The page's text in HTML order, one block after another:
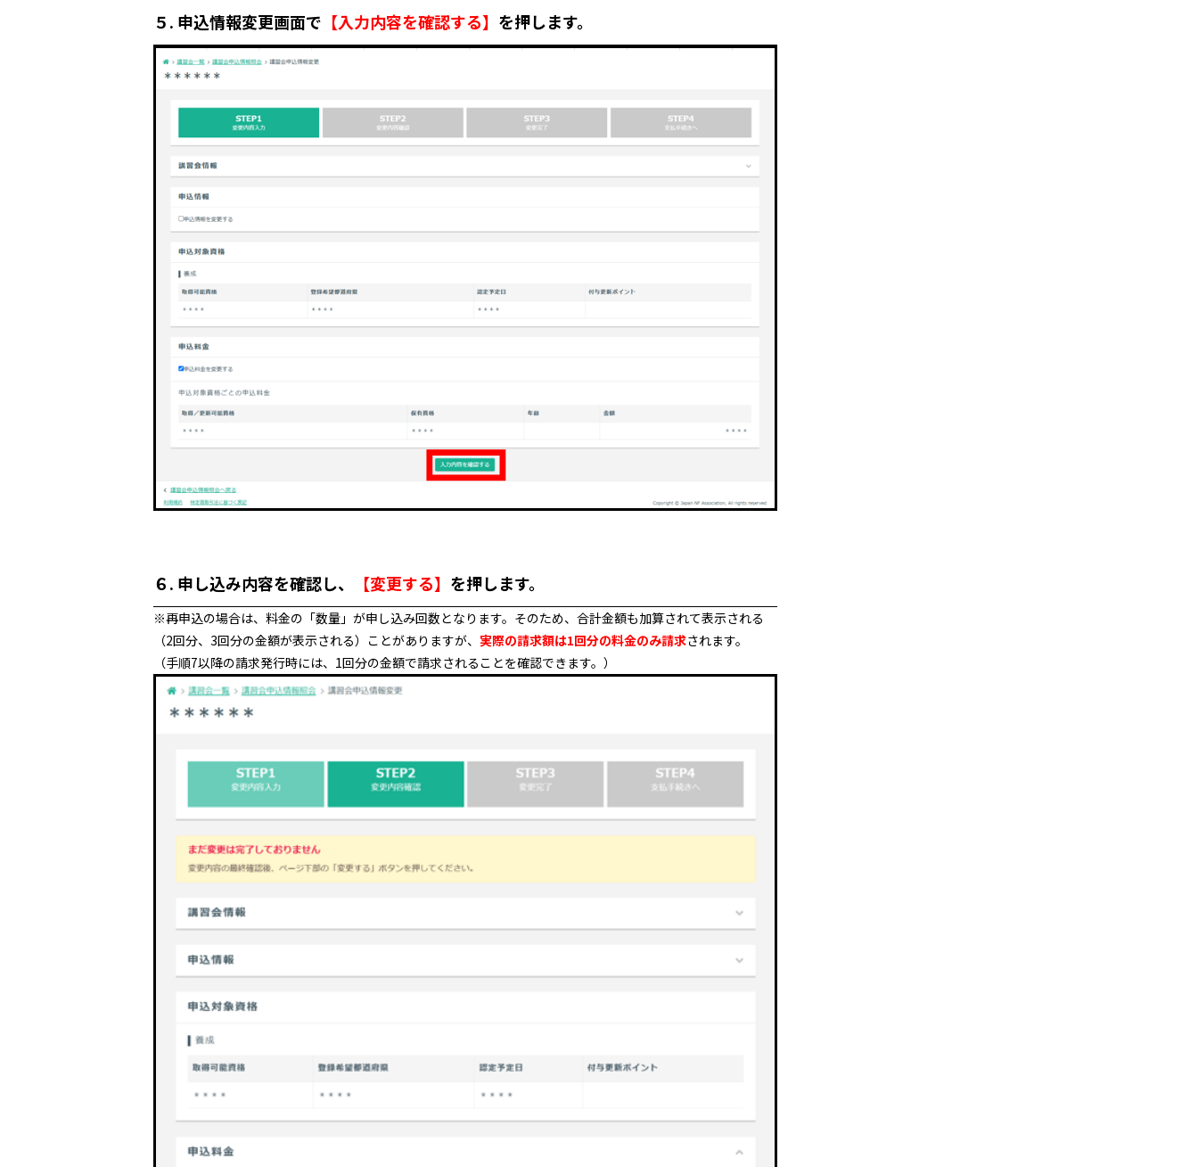
５. 申込情報変更画面で 【入力内容を確認する】 を押します。
６. 申し込み内容を確認し、 【変更する】 を押します。
※再申込の場合は、料金の「数量」が申し込み回数となります。そのため、合計金額も加算されて表示される
（2回分、3回分の金額が表示される）ことがありますが、 実際の請求額は1回分の料金のみ請求されます。
（手順7以降の請求発行時には、1回分の金額で請求されることを確認できます。）